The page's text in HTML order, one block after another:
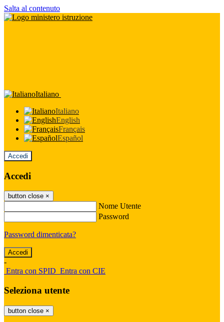
Salta al contenuto
Italiano
Italiano
English
Français
Español
Accedi
Accedi
button close ×
Nome Utente
Password
Password dimenticata?
-
Entra con SPID Entra con CIE
Seleziona utente
button close ×